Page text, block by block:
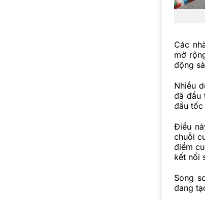
Các
mở
động
Nhiều
đã đầu
đầu
Điều
chuỗi
điểm
kết nối
Song
đang